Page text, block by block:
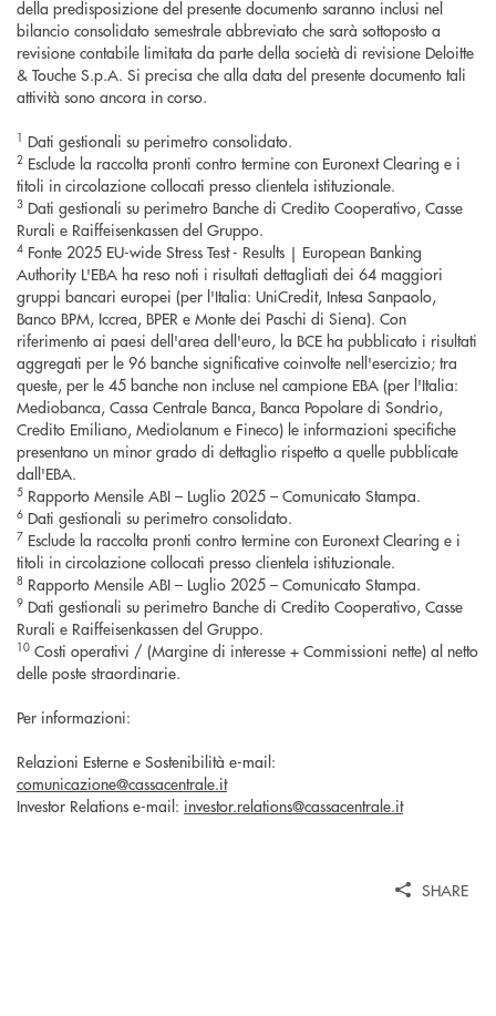
della predisposizione del presente documento saranno inclusi nel
bilancio consolidato semestrale abbreviato che sarà sottoposto a
revisione contabile limitata da parte della società di revisione Deloitte
& Touche S.p.A. Si precisa che alla data del presente documento tali
attività sono ancora in corso.
1 Dati gestionali su perimetro consolidato.
2 Esclude la raccolta pronti contro termine con Euronext Clearing e i
titoli in circolazione collocati presso clientela istituzionale.
3 Dati gestionali su perimetro Banche di Credito Cooperativo, Casse
Rurali e Raiffeisenkassen del Gruppo.
4 Fonte 2025 EU-wide Stress Test - Results | European Banking
Authority L'EBA ha reso noti i risultati dettagliati dei 64 maggiori
gruppi bancari europei (per l'Italia: UniCredit, Intesa Sanpaolo,
Banco BPM, Iccrea, BPER e Monte dei Paschi di Siena). Con
riferimento ai paesi dell'area dell'euro, la BCE ha pubblicato i risultati
aggregati per le 96 banche significative coinvolte nell'esercizio; tra
queste, per le 45 banche non incluse nel campione EBA (per l'Italia:
Mediobanca, Cassa Centrale Banca, Banca Popolare di Sondrio,
Credito Emiliano, Mediolanum e Fineco) le informazioni specifiche
presentano un minor grado di dettaglio rispetto a quelle pubblicate
dall'EBA.
5 Rapporto Mensile ABI – Luglio 2025 – Comunicato Stampa.
6 Dati gestionali su perimetro consolidato.
7 Esclude la raccolta pronti contro termine con Euronext Clearing e i
titoli in circolazione collocati presso clientela istituzionale.
8 Rapporto Mensile ABI – Luglio 2025 – Comunicato Stampa.
9 Dati gestionali su perimetro Banche di Credito Cooperativo, Casse
Rurali e Raiffeisenkassen del Gruppo.
10 Costi operativi / (Margine di interesse + Commissioni nette) al netto
delle poste straordinarie.
Per informazioni:
Relazioni Esterne e Sostenibilità e-mail:
comunicazione@cassacentrale.it
Investor Relations e-mail: investor.relations@cassacentrale.it
SHARE